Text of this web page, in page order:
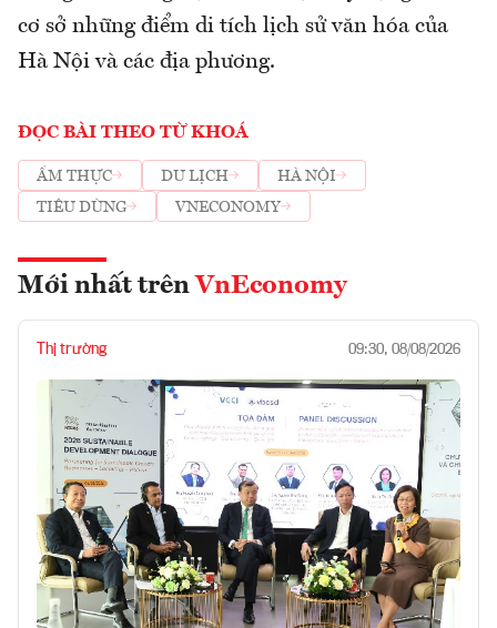
cơ sở những điểm di tích lịch sử văn hóa của
Hà Nội và các địa phương.
ĐỌC BÀI THEO TỪ KHOÁ
ẨM THỰC DU LỊCH
HÀ NỘI
TIÊU DÙNG
VNECONOMY
Mới nhất trên VnEconomy
Thị trường 09:30, 08/08/2026